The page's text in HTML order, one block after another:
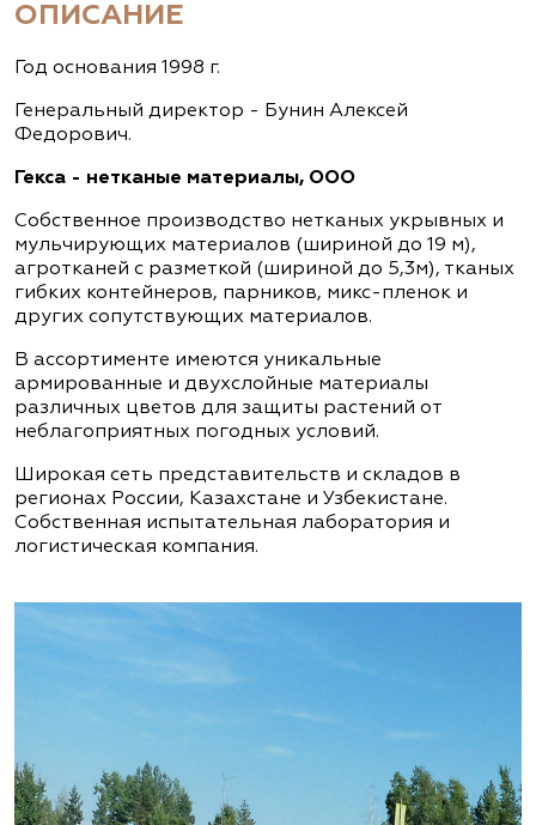
ОПИСАНИЕ
Год основания 1998 г.
Генеральный директор - Бунин Алексей
Федорович.
Гекса - нетканые материалы, ООО
Собственное производство нетканых укрывных и
мульчирующих материалов (шириной до 19 м),
агротканей с разметкой (шириной до 5,3м), тканых
гибких контейнеров, парников, микс-пленок и
других сопутствующих материалов.
В ассортименте имеются уникальные
армированные и двухслойные материалы
различных цветов для защиты растений от
неблагоприятных погодных условий.
Широкая сеть представительств и складов в
регионах России, Казахстане и Узбекистане.
Собственная испытательная лаборатория и
логистическая компания.